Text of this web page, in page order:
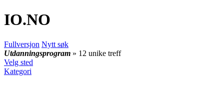
IO.NO
Fullversjon Nytt søk
Utdanningsprogram » 12 unike treff
Velg sted
Kategori